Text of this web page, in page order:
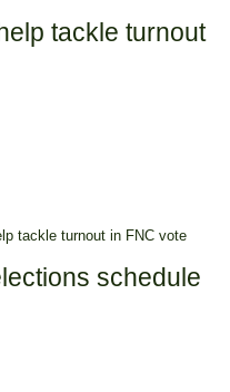
tackle turnout
tackle turnout in FNC vote
schedule